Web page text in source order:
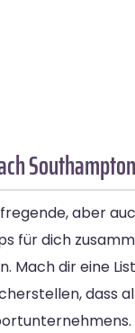
aber
für dich
dir eine
dass